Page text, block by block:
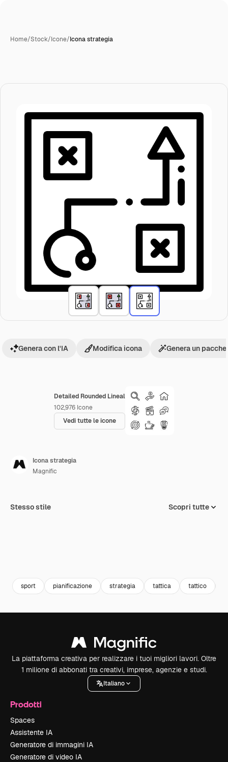
Home/Stock/Icone/Icona strategia
Detailed Rounded Lineal
102,976 Icone
Vedi tutte le icone
Genera con l'IA Modifica icona Genera un
Icona strategia
Magnific
Stesso stile Scopri tutte
sport pianificazione strategia tattica tattico
La piattaforma creativa per realizzare i tuoi migliori lavori. Oltre
1 milione di abbonati tra creativi, imprese, agenzie e studi.
Italiano
Prodotti
Spaces
Assistente IA
Generatore di immagini IA
Generatore di video IA